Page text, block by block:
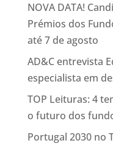
NOVA DATA!
Prémios dos
até 7 de agosto
AD&C entrevista
especialista em
TOP Leituras: 4
o futuro dos
Portugal 2030 no